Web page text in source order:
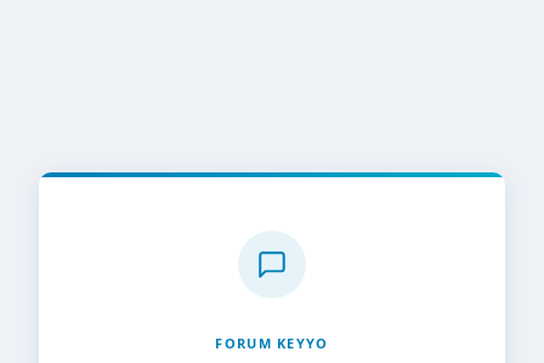
FORUM KEYYO